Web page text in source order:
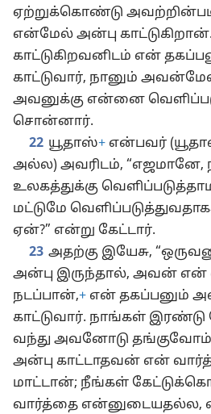
ஏற்றுக்கொண்டு
என்மேல் அன்பு
காட்டுகிறவனிடம் என்
காட்டுவார், நானும்
அவனுக்கு என்னை
சொன்னார்.
22 யூதாஸ்+ என்பவர்
அல்ல) அவரிடம்,
உலகத்துக்கு
மட்டுமே
ஏன்?” என்று கேட்டார்.
23 அதற்கு இயேசு,
அன்பு இருந்தால், அவன் என்
நடப்பான்,+ என் தகப்பனும்
காட்டுவார். நாங்கள் இரண்டு
வந்து அவனோடு
அன்பு காட்டாதவன் என்
மாட்டான்; நீங்கள்
வார்த்தை என்னுடையதல்ல,